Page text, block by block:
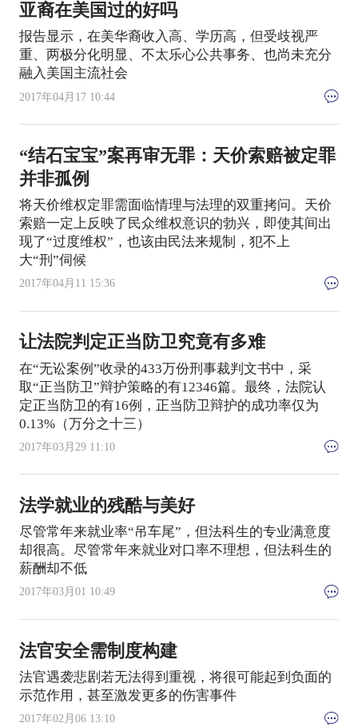
亚裔在美国过的好吗
报告显示，在美华裔收入高、学历高，但受歧视严
重、两极分化明显、不太乐心公共事务、也尚未充分
融入美国主流社会
2017年04月17 10:44
“结石宝宝”案再审无罪：天价索赔被定罪
并非孤例
将天价维权定罪需面临情理与法理的双重拷问。天价
索赔一定上反映了民众维权意识的勃兴，即使其间出
现了“过度维权”，也该由民法来规制，犯不上
大“刑”伺候
2017年04月11 15:36
让法院判定正当防卫究竟有多难
在“无讼案例”收录的433万份刑事裁判文书中，采
取“正当防卫”辩护策略的有12346篇。最终，法院认
定正当防卫的有16例，正当防卫辩护的成功率仅为
0.13%（万分之十三）
2017年03月29 11:10
法学就业的残酷与美好
尽管常年来就业率“吊车尾”，但法科生的专业满意度
却很高。尽管常年来就业对口率不理想，但法科生的
薪酬却不低
2017年03月01 10:49
法官安全需制度构建
法官遇袭悲剧若无法得到重视，将很可能起到负面的
示范作用，甚至激发更多的伤害事件
2017年02月06 13:10